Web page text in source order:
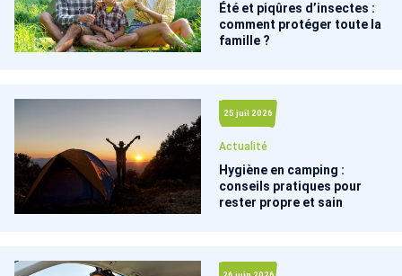
Été et piqûres d’insectes :
comment protéger toute la
famille ?
25 juil 2026
Actualité
Hygiène en camping :
conseils pratiques pour
rester propre et sain